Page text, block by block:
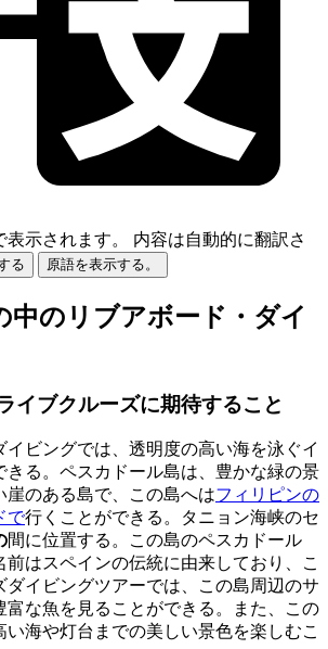
示されます。
内容は自動的に翻訳さ
る 原語を表示する。
中のリブアボード・ダイ
イブクルーズに期待すること
イビングでは、透明度の高い海を泳ぐイ
きる。ペスカドール島は、豊かな緑の景
崖のある島で、この島へはフィリピンの
で行くことができる。タニョン海峡のセ
間に位置する。この島のペスカドール
前はスペインの伝統に由来しており、こ
ダイビングツアーでは、この島周辺のサ
富な魚を見ることができる。また、この
い海や灯台までの美しい景色を楽しむこ